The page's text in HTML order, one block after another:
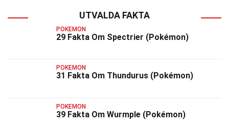
UTVALDA FAKTA
POKEMON
29 Fakta Om Spectrier (Pokémon)
POKEMON
31 Fakta Om Thundurus (Pokémon)
POKEMON
39 Fakta Om Wurmple (Pokémon)